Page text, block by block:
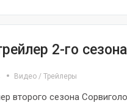
2-го
Видео / Трейлеры
второго сезона